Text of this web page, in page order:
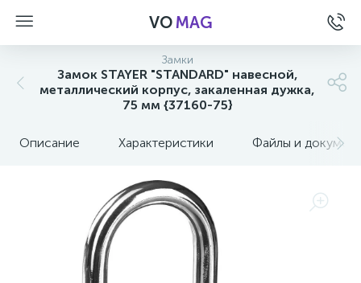
VOMAG
Замки
Замок STAYER "STANDARD" навесной,
металлический корпус, закаленная дужка,
75 мм {37160-75}
Описание Характеристики Файлы и